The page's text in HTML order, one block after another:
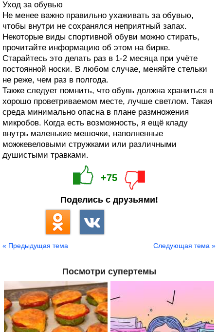
Уход за обувью
Не менее важно правильно ухаживать за обувью,
чтобы внутри не сохранялся неприятный запах.
Некоторые виды спортивной обуви можно стирать,
прочитайте информацию об этом на бирке.
Старайтесь это делать раз в 1-2 месяца при учёте
постоянной носки. В любом случае, меняйте стельки
не реже, чем раз в полгода.
Также следует помнить, что обувь должна храниться в
хорошо проветриваемом месте, лучше светлом. Такая
среда минимально опасна в плане размножения
микробов. Когда есть возможность, я ещё кладу
внутрь маленькие мешочки, наполненные
можжевеловыми стружками или различными
душистыми травками.
+75
Поделись с друзьями!
« Предыдущая тема Следующая тема »
Посмотри супертемы